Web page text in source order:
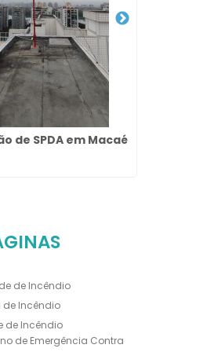
de SPDA em Macaé
de Incêndio
Incêndio
de Incêndio
de Emergência Contra